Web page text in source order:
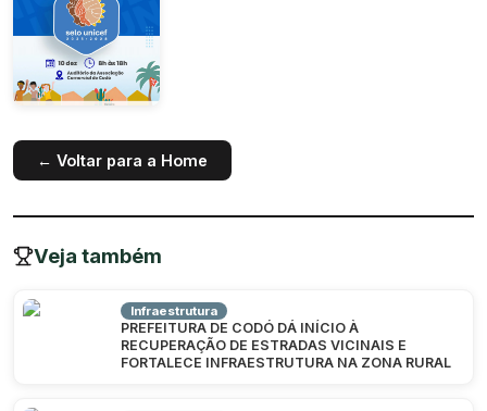
← Voltar para a Home
Veja também
Infraestrutura
PREFEITURA DE CODÓ DÁ INÍCIO À
RECUPERAÇÃO DE ESTRADAS VICINAIS E
FORTALECE INFRAESTRUTURA NA ZONA RURAL